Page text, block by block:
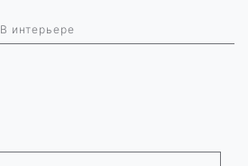
В интерьере